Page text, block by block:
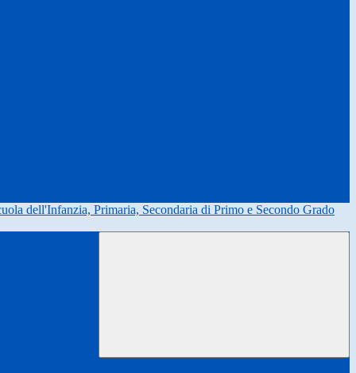
dell'Infanzia, Primaria, Secondaria di Primo e Secondo Grado